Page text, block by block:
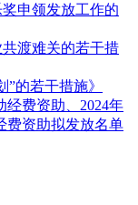
申领发放工作的
渡难关的若干措
”的若干措施》
经费资助、2024年
费资助拟发放名单